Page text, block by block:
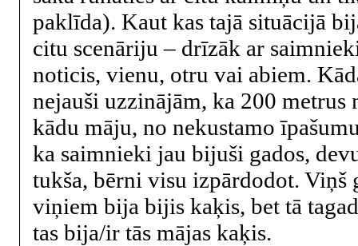
paklīda). Kaut kas tajā situācijā
citu scenāriju – drīzāk ar
noticis, vienu, otru vai abiem.
nejauši uzzinājām, ka 200 metrus
kādu māju, no nekustamo
ka saimnieki jau bijuši gados,
tukša, bērni visu izpārdodot. Viņš
viņiem bija bijis kaķis, bet tā
tas bija/ir tās mājas kaķis.